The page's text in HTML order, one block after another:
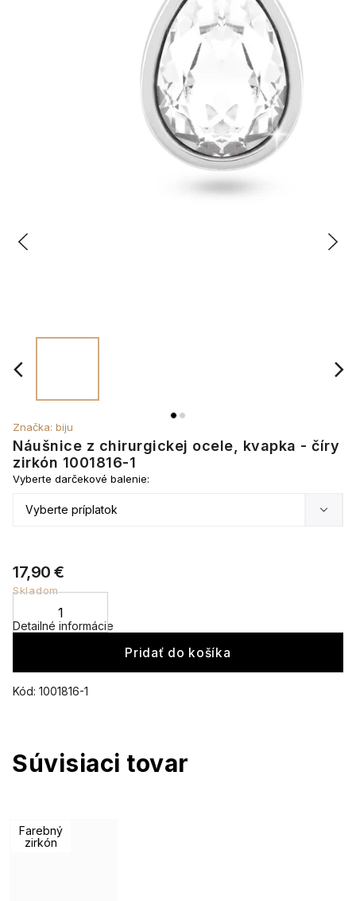
Náušnice z chirurgickej ocele, kvapka - číry
zirkón 1001816-1
Kód: 1001816-1
Značka: biju
17,90 €
Skladom
Vyberte darčekové balenie:
Pridať do košíka
Detailné informácie
Súvisiaci tovar
Farebný
zirkón